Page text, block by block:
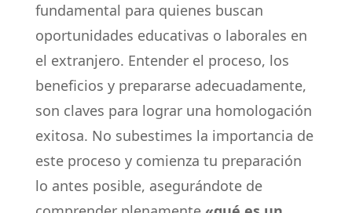
fundamental para quienes buscan
oportunidades educativas o laborales en
el extranjero. Entender el proceso, los
beneficios y prepararse adecuadamente,
son claves para lograr una homologación
exitosa. No subestimes la importancia de
este proceso y comienza tu preparación
lo antes posible, asegurándote de